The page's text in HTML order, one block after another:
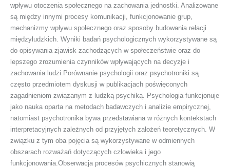
wpływu otoczenia społecznego na zachowania jednostki. Analizowane
są między innymi procesy komunikacji, funkcjonowanie grup,
mechanizmy wpływu społecznego oraz sposoby budowania relacji
międzyludzkich. Wyniki badań psychologicznych wykorzystywane są
do opisywania zjawisk zachodzących w społeczeństwie oraz do
lepszego zrozumienia czynników wpływających na decyzje i
zachowania ludzi.Porównanie psychologii oraz psychotroniki są
często przedmiotem dyskusji w publikacjach poświęconych
zagadnieniom związanym z ludzką psychiką. Psychologia funkcjonuje
jako nauka oparta na metodach badawczych i analizie empirycznej,
natomiast psychotronika bywa przedstawiana w różnych kontekstach
interpretacyjnych zależnych od przyjętych założeń teoretycznych. W
związku z tym oba pojęcia są wykorzystywane w odmiennych
obszarach rozważań dotyczących człowieka i jego
funkcjonowania.Obserwacja procesów psychicznych stanowią